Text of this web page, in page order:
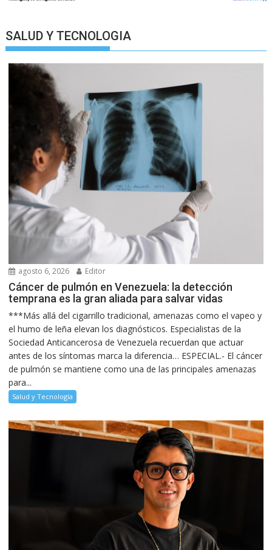
SALUD Y TECNOLOGIA
agosto 6, 2026 Editor
Cáncer de pulmón en Venezuela: la detección
temprana es la gran aliada para salvar vidas
***Más allá del cigarrillo tradicional, amenazas como el vapeo y
el humo de leña elevan los diagnósticos. Especialistas de la
Sociedad Anticancerosa de Venezuela recuerdan que actuar
antes de los síntomas marca la diferencia… ESPECIAL.- El cáncer
de pulmón se mantiene como una de las principales amenazas
para...
Salud y Tecnología